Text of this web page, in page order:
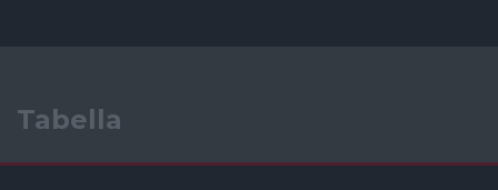
Tabella